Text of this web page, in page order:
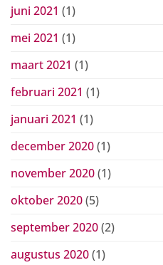
juni 2021 (1)
mei 2021 (1)
maart 2021 (1)
februari 2021 (1)
januari 2021 (1)
december 2020(1)
november 2020(1)
oktober 2020(5)
september 2020(2)
augustus 2020(1)